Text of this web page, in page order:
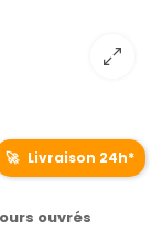
🚀 Livraison 24h*
ouvrés